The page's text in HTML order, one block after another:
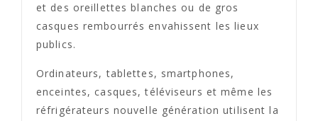
et des oreillettes blanches ou de gros
casques rembourrés envahissent les lieux
publics.
Ordinateurs, tablettes, smartphones,
enceintes, casques, téléviseurs et même les
réfrigérateurs nouvelle génération utilisent la